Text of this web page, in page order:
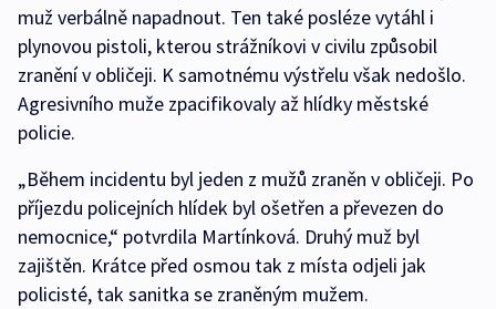
muž verbálně napadnout. Ten také posléze vytáhl i
plynovou pistoli, kterou strážníkovi v civilu způsobil
zranění v obličeji. K samotnému výstřelu však nedošlo.
Agresivního muže zpacifikovaly až hlídky městské
policie.
„Během incidentu byl jeden z mužů zraněn v obličeji. Po
příjezdu policejních hlídek byl ošetřen a převezen do
nemocnice,“ potvrdila Martínková. Druhý muž byl
zajištěn. Krátce před osmou tak z místa odjeli jak
policisté, tak sanitka se zraněným mužem.